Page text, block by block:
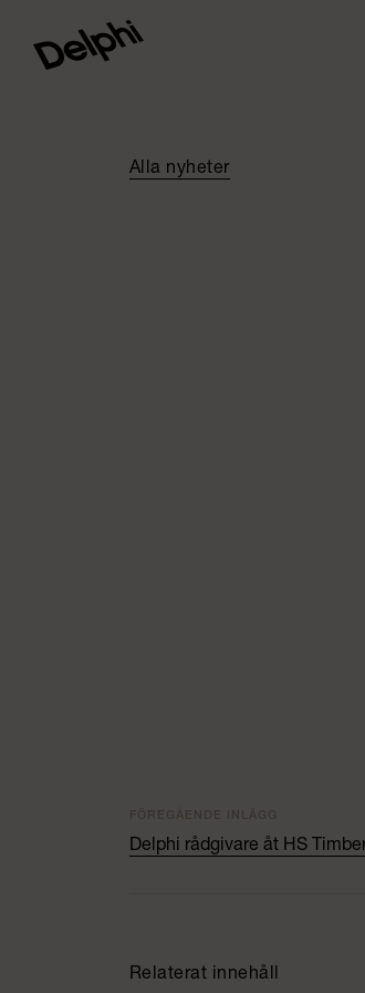
Alla nyheter
Delphi rådgivare åt HS
Relaterat innehåll